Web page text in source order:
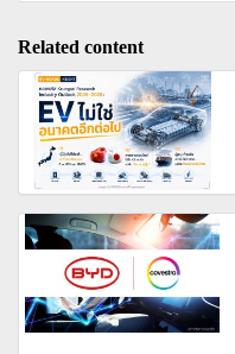
Related content